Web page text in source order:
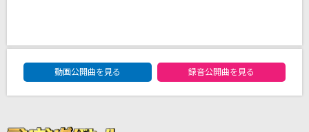
TAKE ME HIGHER
DAM★ともボーカルエントリーランキング
動画公開曲を見る
録音公開曲を見る